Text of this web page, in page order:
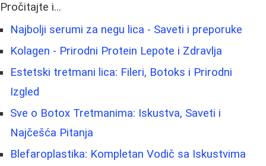
Pročitajte i...
Najbolji serumi za negu lica - Saveti i preporuke
Kolagen - Prirodni Protein Lepote i Zdravlja
Estetski tretmani lica: Fileri, Botoks i Prirodni
Izgled
Sve o Botox Tretmanima: Iskustva, Saveti i
Najčešća Pitanja
Blefaroplastika: Kompletan Vodič sa Iskustvima